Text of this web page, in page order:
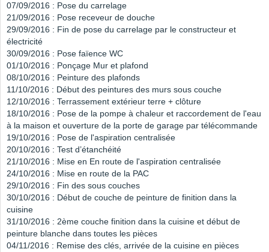
07/09/2016 : Pose du carrelage
21/09/2016 : Pose receveur de douche
29/09/2016 : Fin de pose du carrelage par le constructeur et
électricité
30/09/2016 : Pose faïence WC
01/10/2016 : Ponçage Mur et plafond
08/10/2016 : Peinture des plafonds
11/10/2016 : Début des peintures des murs sous couche
12/10/2016 : Terrassement extérieur terre + clôture
18/10/2016 : Pose de la pompe à chaleur et raccordement de l'eau
à la maison et ouverture de la porte de garage par télécommande
19/10/2016 : Pose de l'aspiration centralisée
20/10/2016 : Test d’étanchéité
21/10/2016 : Mise en En route de l'aspiration centralisée
24/10/2016 : Mise en route de la PAC
29/10/2016 : Fin des sous couches
30/10/2016 : Début de couche de peinture de finition dans la
cuisine
31/10/2016 : 2ème couche finition dans la cuisine et début de
peinture blanche dans toutes les pièces
04/11/2016 : Remise des clés, arrivée de la cuisine en pièces